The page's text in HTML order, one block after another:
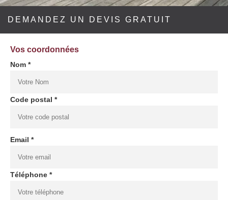
DEMANDEZ UN DEVIS GRATUIT
Vos coordonnées
Nom *
Code postal *
Email *
Téléphone *